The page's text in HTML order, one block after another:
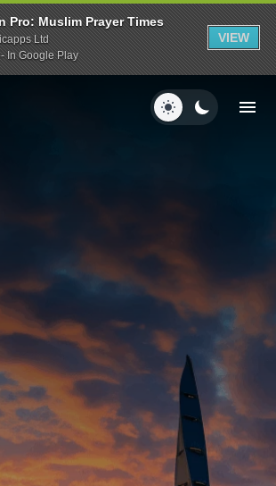
Pro: Muslim Prayer Times
Ltd
In Google Play
VIEW